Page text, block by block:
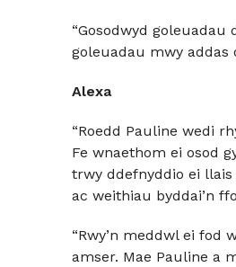
“Gosodwyd goleuadau
goleuadau mwy
Alexa
“Roedd Pauline wedi
Fe wnaethom ei osod
trwy ddefnyddio ei
ac weithiau byddai’n
“Rwy’n meddwl ei
amser. Mae Pauline a